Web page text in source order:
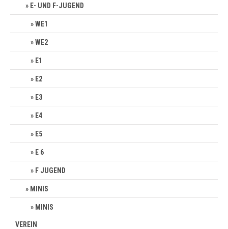
E- UND F-JUGEND
WE1
WE2
E1
E2
E3
E4
E5
E 6
F JUGEND
MINIS
MINIS
VEREIN